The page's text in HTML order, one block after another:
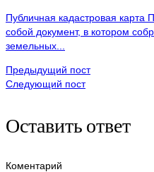
Публичная кадастровая карта
собой документ, в котором
земельных...
Предыдущий пост
Следующий пост
Оставить ответ
Коментарий